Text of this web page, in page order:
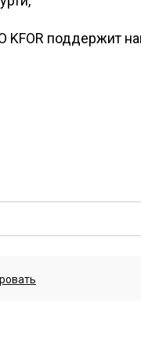
KFOR поддержит